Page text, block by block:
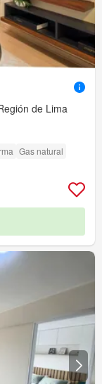
de Lima
Gas natural